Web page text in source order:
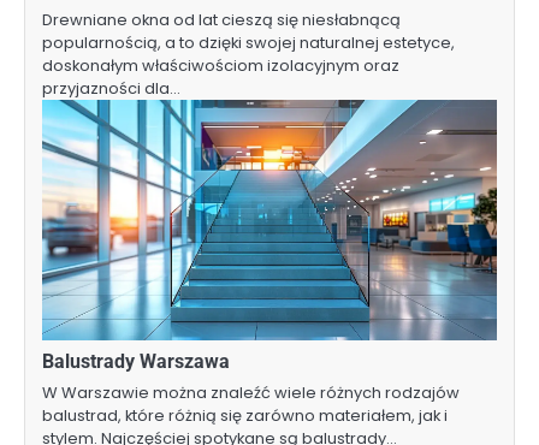
Drewniane okna od lat cieszą się niesłabnącą
popularnością, a to dzięki swojej naturalnej estetyce,
doskonałym właściwościom izolacyjnym oraz
przyjazności dla…
Balustrady Warszawa
W Warszawie można znaleźć wiele różnych rodzajów
balustrad, które różnią się zarówno materiałem, jak i
stylem. Najczęściej spotykane są balustrady…